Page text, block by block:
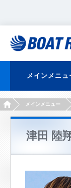
メインメニュ
HOMEメインメニュー
津田 陸